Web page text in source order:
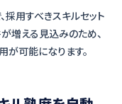
用すべきスキルセット
増える見込みのため、
可能になります。